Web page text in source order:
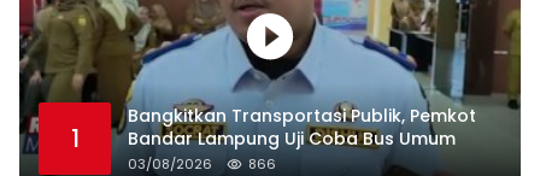
1
Bangkitkan Transportasi Publik, Pemkot
Bandar Lampung Uji Coba Bus Umum
03/08/2026 866